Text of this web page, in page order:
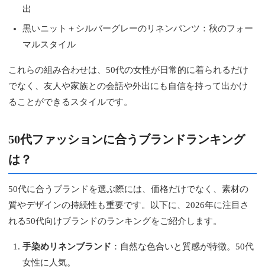
出
黒いニット＋シルバーグレーのリネンパンツ：秋のフォー
マルスタイル
これらの組み合わせは、50代の女性が日常的に着られるだけ
でなく、友人や家族との会話や外出にも自信を持って出かけ
ることができるスタイルです。
50代ファッションに合うブランドランキング
は？
50代に合うブランドを選ぶ際には、価格だけでなく、素材の
質やデザインの持続性も重要です。以下に、2026年に注目さ
れる50代向けブランドのランキングをご紹介します。
手染めリネンブランド ：自然な色合いと質感が特徴。50代
女性に人気。